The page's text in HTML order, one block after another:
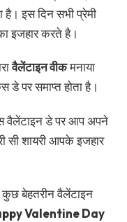
है। इस दिन सभी प्रेमी
इजहार करते है।
वैलेंटाइन वीकमनाया
पर समाप्त होता है।
वैलेंटाइन डे पर आप अपने
सी शायरी आपके इजहार
बेहतरीन वैलेंटाइन
Valentine Day